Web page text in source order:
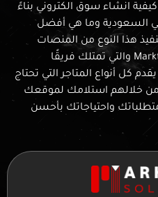
انشاء سوق الكتروني بناءً
في السعودية وما هي أفضل
هذا النوع من المنصات
باحترافية، ألا وهي Markter Solutions والتي تمتلك فريقًا
كل أنواع المتاجر التي تحتاج
من خلالهم استلامك لموقعك
واحتياجاتك بأحسن